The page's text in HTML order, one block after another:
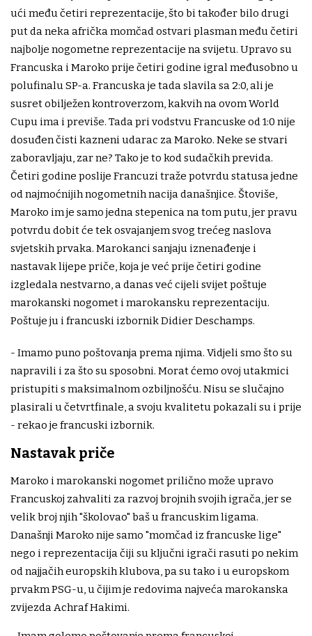
ući među četiri reprezentacije, što bi također bilo drugi
put da neka afrička momčad ostvari plasman među četiri
najbolje nogometne reprezentacije na svijetu. Upravo su
Francuska i Maroko prije četiri godine igral međusobno u
polufinalu SP-a. Francuska je tada slavila sa 2:0, ali je
susret obilježen kontroverzom, kakvih na ovom World
Cupu ima i previše. Tada pri vodstvu Francuske od 1:0 nije
dosuđen čisti kazneni udarac za Maroko. Neke se stvari
zaboravljaju, zar ne? Tako je to kod sudačkih previda.
Četiri godine poslije Francuzi traže potvrdu statusa jedne
od najmoćnijih nogometnih nacija današnjice. Štoviše,
Maroko im je samo jedna stepenica na tom putu, jer pravu
potvrdu dobit će tek osvajanjem svog trećeg naslova
svjetskih prvaka. Marokanci sanjaju iznenađenje i
nastavak lijepe priče, koja je već prije četiri godine
izgledala nestvarno, a danas već cijeli svijet poštuje
marokanski nogomet i marokansku reprezentaciju.
Poštuje ju i francuski izbornik Didier Deschamps.
- Imamo puno poštovanja prema njima. Vidjeli smo što su
napravili i za što su sposobni. Morat ćemo ovoj utakmici
pristupiti s maksimalnom ozbiljnošću. Nisu se slučajno
plasirali u četvrtfinale, a svoju kvalitetu pokazali su i prije
- rekao je francuski izbornik.
Nastavak priče
Maroko i marokanski nogomet prilično može upravo
Francuskoj zahvaliti za razvoj brojnih svojih igrača, jer se
velik broj njih "školovao" baš u francuskim ligama.
Današnji Maroko nije samo "momčad iz francuske lige"
nego i reprezentacija čiji su ključni igrači rasuti po nekim
od najjačih europskih klubova, pa su tako i u europskom
prvakm PSG-u, u čijim je redovima najveća marokanska
zvijezda Achraf Hakimi.